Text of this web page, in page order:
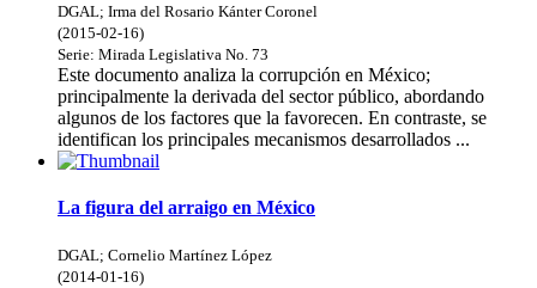
DGAL; Irma del Rosario Kánter Coronel
(2015-02-16)
Serie: Mirada Legislativa No. 73
Este documento analiza la corrupción en México;
principalmente la derivada del sector público, abordando
algunos de los factores que la favorecen. En contraste, se
identifican los principales mecanismos desarrollados ...
La figura del arraigo en México
DGAL; Cornelio Martínez López
(2014-01-16)